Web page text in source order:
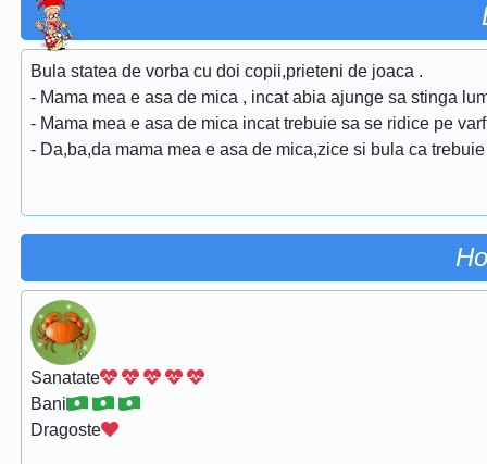
Bula statea de vorba cu doi copii,prieteni de joaca .
- Mama mea e asa de mica , incat abia ajunge sa stinga
- Mama mea e asa de mica incat trebuie sa se ridice pe
- Da,ba,da mama mea e asa de mica,zice si bula ca
Sanatate
Bani
Dragoste